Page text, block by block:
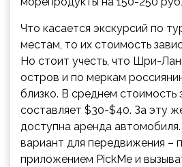
Что касается экскурсий по
местам, то их стоимость
Но стоит учесть, что Шри-
остров и по меркам
близко. В среднем стоимость
составляет $30-$40. За эту
доступна аренда
вариант для передвижения –
приложением PickMe и